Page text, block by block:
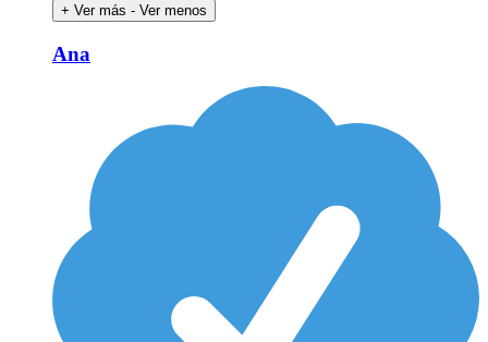
+ Ver más - Ver menos
Ana